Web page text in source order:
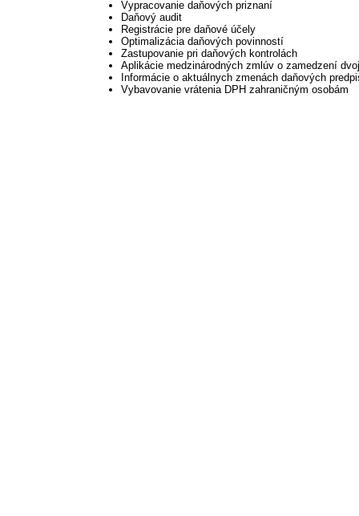
Vypracovanie daňových priznaní
Daňový audit
Registrácie pre daňové účely
Optimalizácia daňových povinností
Zastupovanie pri daňových kontrolách
Aplikácie medzinárodných zmlúv o zamedzení
Informácie o aktuálnych zmenách daňových
Vybavovanie vrátenia DPH zahraničným osobám